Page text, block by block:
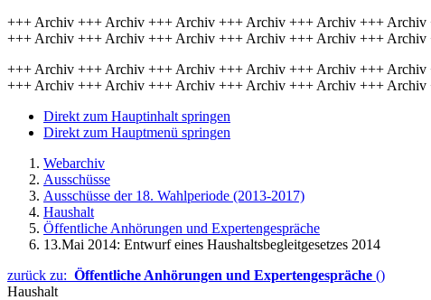
+++ Archiv +++ Archiv +++ Archiv +++ Archiv +++ Archiv +++
+++ Archiv +++ Archiv +++ Archiv +++ Archiv +++ Archiv +++
+++ Archiv +++ Archiv +++ Archiv +++ Archiv +++ Archiv +++
+++ Archiv +++ Archiv +++ Archiv +++ Archiv +++ Archiv +++
Direkt zum Hauptinhalt springen
Direkt zum Hauptmenü springen
Webarchiv
Ausschüsse
Ausschüsse der 18. Wahlperiode (2013-2017)
Haushalt
Öffentliche Anhörungen und Expertengespräche
13.Mai 2014: Entwurf eines Haushaltsbegleitgesetzes 2014
zurück zu: Öffentliche Anhörungen und Expertengespräche ()
Haushalt